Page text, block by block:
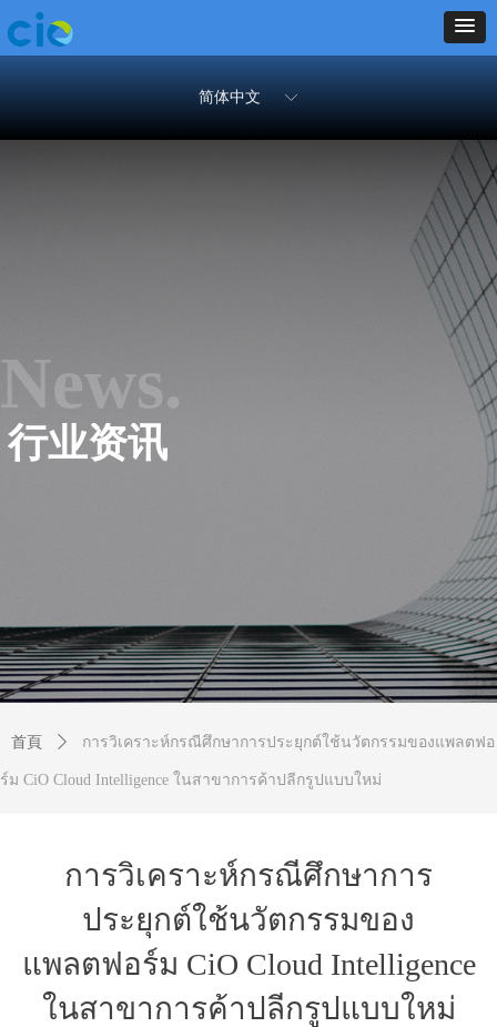
ꀅ
简体中文
การวิเคราะห์กรณีศึกษาการ
ประยุกต์ใช้นวัตกรรมของ
แพลตฟอร์ม CiO Cloud Intelligence
ในสาขาการค้าปลีกรูปแบบใหม่
News.
行业资讯
首頁 ꄲ การวิเคราะห์กรณีศึกษาการประยุกต์ใช้นวัตกรรมของแพลตฟอ
ร์ม CiO Cloud Intelligence ในสาขาการค้าปลีกรูปแบบใหม่